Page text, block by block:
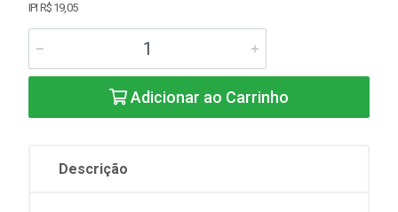
IPI R$ 19,05
Adicionar ao Carrinho
Descrição